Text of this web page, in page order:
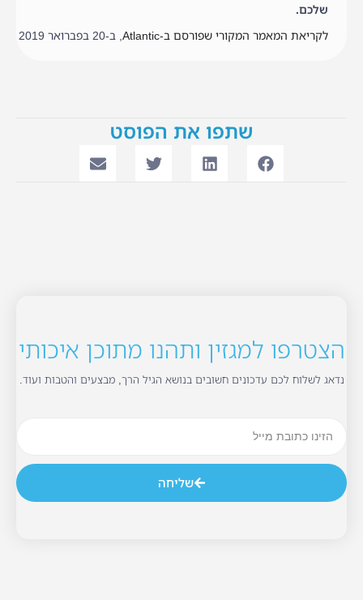
שלכם.
לקריאת המאמר המקורי שפורסם ב-Atlantic
, ב-20 בפברואר 2019
שתפו את הפוסט
הצטרפו למגזין ותהנו מתוכן איכותי
נדאג לשלוח לכם עדכונים חשובים בנושא הגיל הרך, מבצעים והטבות ועוד.
שליחה